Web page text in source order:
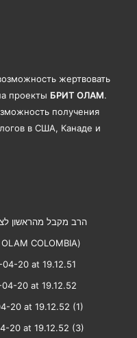
жертвовать
проекты БРИТ ОЛАМ.
получения
в США, Канаде и